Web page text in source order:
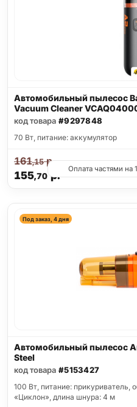
Автомобильный пылесос
Vacuum Cleaner
код товара #9297848
70 Вт, питание: аккумулятор
155,70р.
161,15р.
Оплата частями на
Под заказ, 4 дня
Автомобильный пылесос
Steel
код товара #5153427
100 Вт, питание:
«Циклон», длина шнура: 4 м